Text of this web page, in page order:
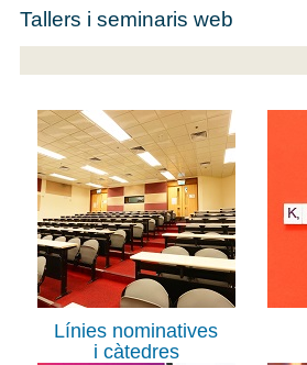
Tallers i seminaris web
Línies nominatives
i càtedres